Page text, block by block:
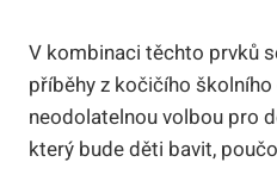
V kombinaci těchto prvků
příběhy z kočičího školního
neodolatelnou volbou pro
který bude děti bavit,